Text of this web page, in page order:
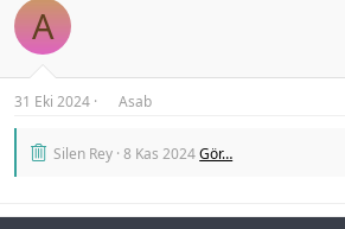
A
31 Eki 2024 Asab
Silen Rey 8 Kas 2024Gör…